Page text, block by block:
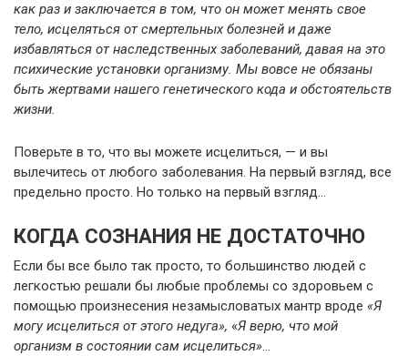
как раз и заключается в том, что он может менять свое
тело, исцеляться от смертельных болезней и даже
избавляться от наследственных заболеваний, давая на это
психические установки организму. Мы вовсе не обязаны
быть жертвами нашего генетического кода и обстоятельств
жизни.
Поверьте в то, что вы можете исцелиться, — и вы
вылечитесь от любого заболевания. На первый взгляд, все
предельно просто. Но только на первый взгляд…
КОГДА СОЗНАНИЯ НЕ ДОСТАТОЧНО
Если бы все было так просто, то большинство людей с
легкостью решали бы любые проблемы со здоровьем с
помощью произнесения незамысловатых мантр вроде «Я
могу исцелиться от этого недуга», «Я верю, что мой
организм в состоянии сам исцелиться»…